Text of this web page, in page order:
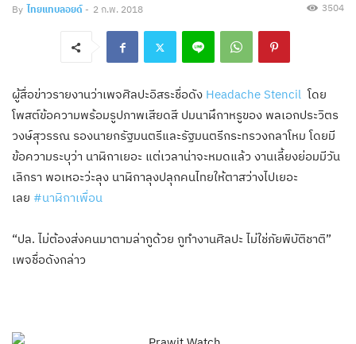
By ไทยแทบลอยด์ - 2 ก.พ. 2018 3504
ผู้สื่อข่าวรายงานว่าเพจศิลปะอิสระชื่อดัง Headache Stencil โดย
โพสต์ข้อความพร้อมรูปภาพเสียดสี ปมนาฬึกาหรูของ พลเอกประวิตร
วงษ์สุวรรณ รองนายกรัฐมนตรีและรัฐมนตรีกระทรวงกลาโหม โดยมี
ข้อความระบุว่า นาฬิกาเยอะ แต่เวลาน่าจะหมดแล้ว งานเลี้ยงย่อมมีวัน
เลิกรา พอเหอะว่ะลุง นาฬิกาลุงปลุกคนไทยให้ตาสว่างไปเยอะ
เลย #นาฬิกาเพื่อน
“ปล. ไม่ต้องส่งคนมาตามล่ากูด้วย กูทำงานศิลปะ ไม่ใช่ภัยพิบัติชาติ”
เพจชื่อดังกล่าว